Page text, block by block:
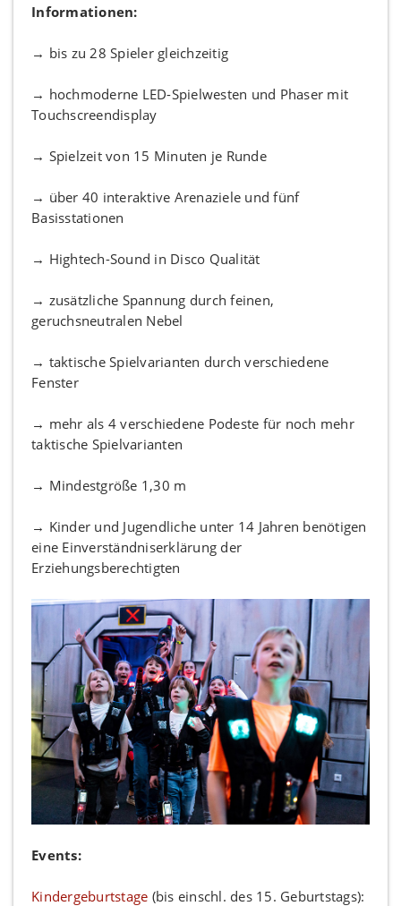
Informationen:
→ bis zu 28 Spieler gleichzeitig
→ hochmoderne LED-Spielwesten und Phaser mit
Touchscreendisplay
→ Spielzeit von 15 Minuten je Runde
→ über 40 interaktive Arenaziele und fünf
Basisstationen
→ Hightech-Sound in Disco Qualität
→ zusätzliche Spannung durch feinen,
geruchsneutralen Nebel
→ taktische Spielvarianten durch verschiedene
Fenster
→ mehr als 4 verschiedene Podeste für noch mehr
taktische Spielvarianten
→ Mindestgröße 1,30 m
→ Kinder und Jugendliche unter 14 Jahren benötigen
eine Einverständniserklärung der
Erziehungsberechtigten
Events:
Kindergeburtstage (bis einschl. des 15. Geburtstags):